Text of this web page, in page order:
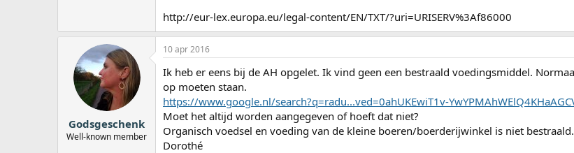
http://eur-lex.europa.eu/legal-content/EN/TXT/?uri=URISERV%3Af86000
Godsgeschenk
Well-known member
10 apr 2016
Ik heb er eens bij de AH opgelet. Ik vind geen een bestraald voedingsmiddel.
op moeten staan.
https://www.google.nl/search?q=radu...ved=0ahUKEwiT1v-
Moet het altijd worden aangegeven of hoeft dat niet?
Organisch voedsel en voeding van de kleine boeren/boerderijwinkel is niet
Dorothé